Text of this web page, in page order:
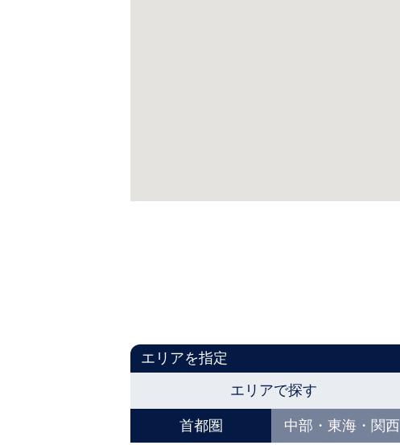
エリアを指定
エリアで探す
首都圏
中部・東海・関西